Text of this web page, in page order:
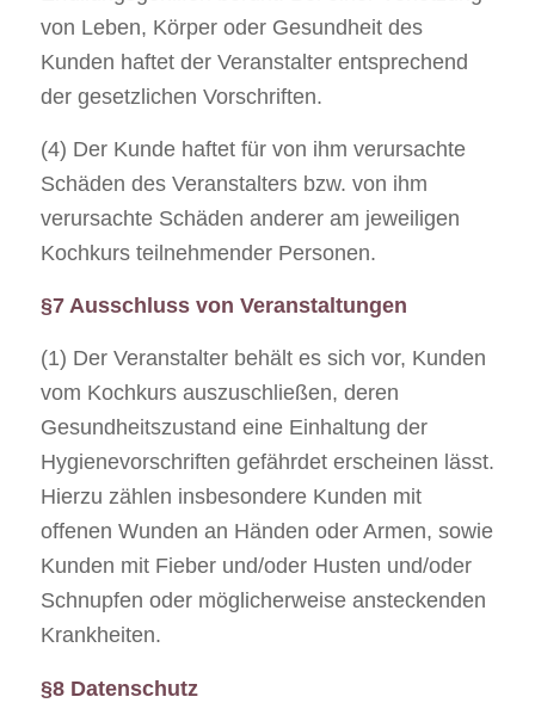
von Leben, Körper oder Gesundheit des
Kunden haftet der Veranstalter entsprechend
der gesetzlichen Vorschriften.
(4) Der Kunde haftet für von ihm verursachte
Schäden des Veranstalters bzw. von ihm
verursachte Schäden anderer am jeweiligen
Kochkurs teilnehmender Personen.
§7 Ausschluss von Veranstaltungen
(1) Der Veranstalter behält es sich vor, Kunden
vom Kochkurs auszuschließen, deren
Gesundheitszustand eine Einhaltung der
Hygienevorschriften gefährdet erscheinen lässt.
Hierzu zählen insbesondere Kunden mit
offenen Wunden an Händen oder Armen, sowie
Kunden mit Fieber und/oder Husten und/oder
Schnupfen oder möglicherweise ansteckenden
Krankheiten.
§8 Datenschutz